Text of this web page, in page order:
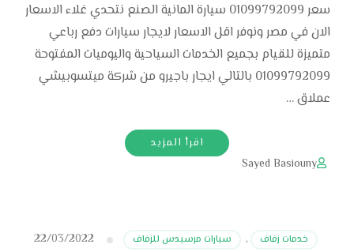
سعر 01099792099 سيارة المانية الصنع نتحدي غلاء الاسعار
الان في مصر ونوفر اقل الاسعار لايجار سيارات دفع رباعي
متميزة للقيام بجميع الخدمات السياحية واليوميات المفتوحة
01099792099 بالتالي ايجار باجيرو من شركة ميتسوبيشي
عملاق …
اقرأ المزيد
Sayed Basiouny
خدمات زفاف , سيارات مرسيدس للزفاف 22/03/2022